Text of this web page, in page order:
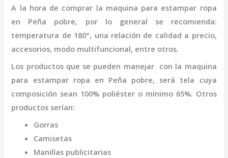
A la hora de comprar la maquina para estampar ropa
en Peña pobre, por lo general se recomienda:
temperatura de 180°, una relación de calidad a precio,
accesorios, modo multifuncional, entre otros.
Los productos que se pueden manejar con la maquina
para estampar ropa en Peña pobre, será tela cuya
composición sean 100% poliéster o mínimo 65%. Otros
productos serían:
Gorras
Camisetas
Manillas publicitarias